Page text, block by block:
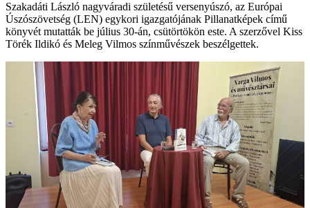
Szakadáti László nagyváradi születésű versenyúszó, az Európai
Úszószövetség (LEN) egykori igazgatójának Pillanatképek című
könyvét mutatták be július 30-án, csütörtökön este. A szerzővel Kiss
Törék Ildikó és Meleg Vilmos színművészek beszélgettek.